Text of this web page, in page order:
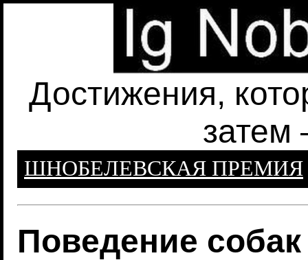
Достижения,
затем
ШНОБЕЛЕВСКАЯ ПРЕМИЯ
Поведение